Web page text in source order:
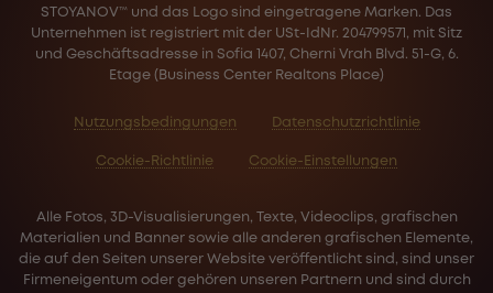
STOYANOV™ und das Logo sind eingetragene Marken. Das
Unternehmen ist registriert mit der USt-IdNr. 204799571, mit Sitz
und Geschäftsadresse in Sofia 1407, Cherni Vrah Blvd. 51-G, 6.
Etage (Business Center Realtons Place)
Nutzungsbedingungen Datenschutzrichtlinie
Cookie-Richtlinie Cookie-Einstellungen
Alle Fotos, 3D-Visualisierungen, Texte, Videoclips, grafischen
Materialien und Banner sowie alle anderen grafischen Elemente,
die auf den Seiten unserer Website veröffentlicht sind, sind unser
Firmeneigentum oder gehören unseren Partnern und sind durch